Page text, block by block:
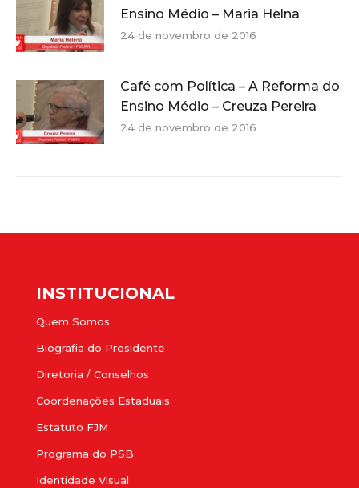
Ensino Médio – Maria Helna
24 de novembro de 2016
Café com Política – A Reforma do
Ensino Médio – Creuza Pereira
24 de novembro de 2016
INSTITUCIONAL
Quem Somos
Biografia do Presidente
Diretoria / Conselhos
Coordenações Estaduais
Estatuto FJM
Programa do PSB
Identidade Visual